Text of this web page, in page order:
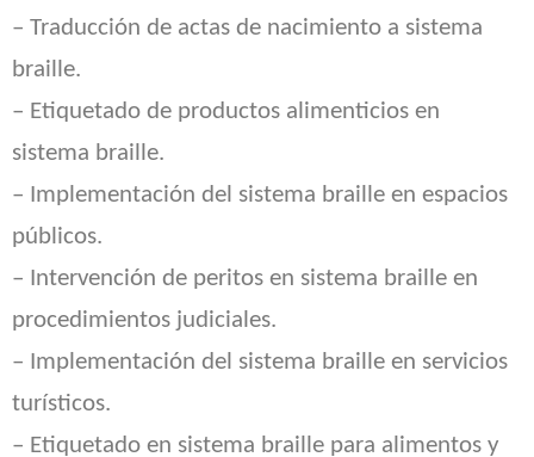
– Traducción de actas de nacimiento a sistema
braille.
– Etiquetado de productos alimenticios en
sistema braille.
– Implementación del sistema braille en espacios
públicos.
– Intervención de peritos en sistema braille en
procedimientos judiciales.
– Implementación del sistema braille en servicios
turísticos.
– Etiquetado en sistema braille para alimentos y